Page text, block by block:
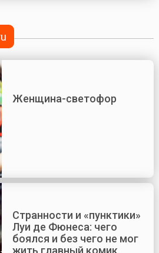
Женщина-светофор
Странности и «пунктики»
Луи де Фюнеса: чего
боялся и без чего не мог
жить главный комик